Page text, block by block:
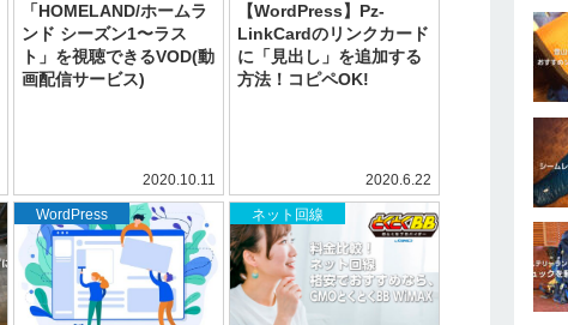
「HOMELAND/ホームラ
ンド シーズン1〜ラス
ト」を視聴できるVOD(動
画配信サービス)
2020.10.11
【WordPress】Pz-
LinkCardのリンクカード
に「見出し」を追加する
方法！コピペOK!
2020.6.22
WordPress ネット回線